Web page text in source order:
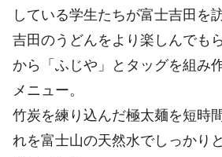
している学生たちが富士吉田を
吉田のうどんをより楽しんでも
から「ふじや」とタッグを組み
メニュー。
竹炭を練り込んだ極太麺を短時
れを富士山の天然水でしっかり